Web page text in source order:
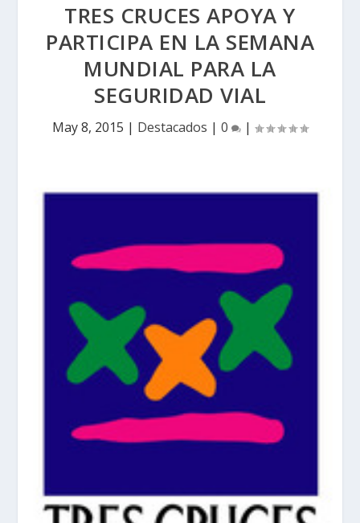
TRES CRUCES APOYA Y
PARTICIPA EN LA SEMANA
MUNDIAL PARA LA
SEGURIDAD VIAL
May 8, 2015 | Destacados | 0 |